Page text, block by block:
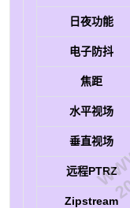
日夜功能
电子防抖
焦距
水平视场
垂直视场
远程PTRZ
Zipstream